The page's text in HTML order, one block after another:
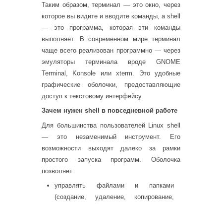
Таким образом, терминал — это окно, через
которое вы видите и вводите команды, а shell
— это программа, которая эти команды
выполняет. В современном мире терминал
чаще всего реализован программно — через
эмуляторы терминала вроде GNOME
Terminal, Konsole или xterm. Это удобные
графические оболочки, предоставляющие
доступ к текстовому интерфейсу.
Зачем нужен shell в повседневной работе
Для большинства пользователей Linux shell
— это незаменимый инструмент. Его
возможности выходят далеко за рамки
простого запуска программ. Оболочка
позволяет:
управлять файлами и папками
(создание, удаление, копирование,